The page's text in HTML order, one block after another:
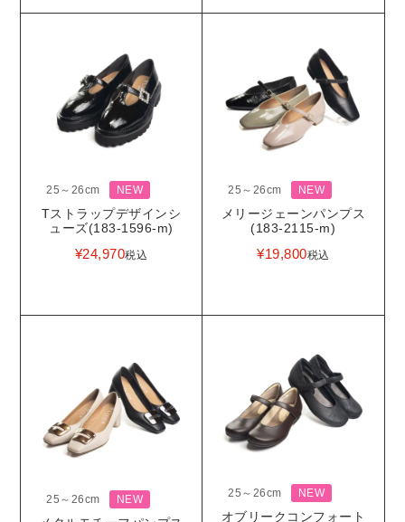
25～26cm NEW
Tストラップデザインシ
ューズ(183-1596-m)
¥24,970税込
25～26cm NEW
メリージェーンパンプス
(183-2115-m)
¥19,800税込
25～26cm NEW
25～26cm NEW
オブリークコンフォート